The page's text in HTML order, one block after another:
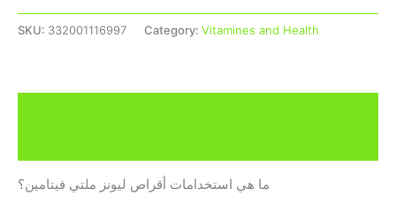
SKU: 332001116997 Category: Vitamines and Health
ما هي استخدامات أقراص ليونز ملتي فيتامين؟